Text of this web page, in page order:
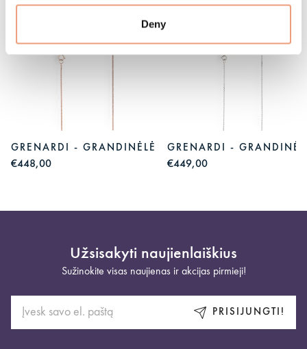
Deny
GRENARDI - GRANDINĖLĖ
€448,00
GRENARDI -
€449,00
Užsisakyti naujienlaiškius
Sužinokite visas naujienas ir akcijas pirmieji!
PRISIJUNGTI!